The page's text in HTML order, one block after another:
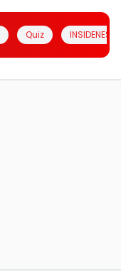
Quiz INSIDENESIA